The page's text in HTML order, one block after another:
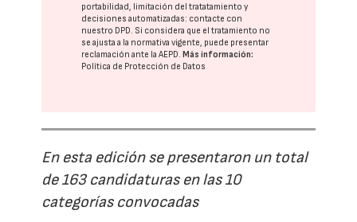
portabilidad, limitación del tratatamiento y
decisiones automatizadas: contacte con
nuestro DPD. Si considera que el tratamiento no
se ajusta a la normativa vigente, puede presentar
reclamación ante laAEPD.Más información:
Política de Protección de Datos
En esta edición se presentaron un total
de 163 candidaturas en las 10
categorías convocadas